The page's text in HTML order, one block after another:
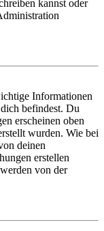
kannst oder
Informationen
befindest. Du
erscheinen oben
wurden. Wie bei
deinen
erstellen
von der